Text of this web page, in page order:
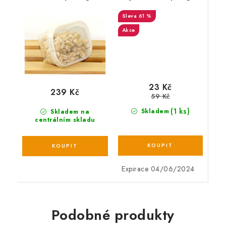
Skladem na
centrálním skladu
239 Kč
61 %
Akce
Skladem (1 ks)
23 Kč
59 Kč
Expirace 04/06/2024
Podobné produkty